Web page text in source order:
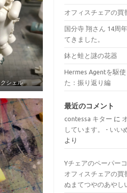
シェル
オフィスチェアの買
国分寺 翔さん 14周
てきました。
鉢と蛙と謎の花器
Hermes Agentを駆
た：振り返り編
最近のコメント
contessa キター に
しています。 - いい
より
Yチェアのペーパー
オフィスチェアの買
ぬまてつやのあやし